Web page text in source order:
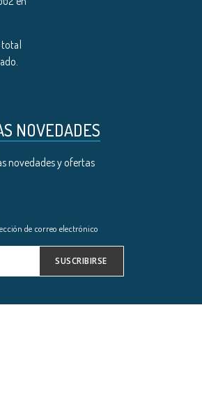
total
NOVEDADES
novedades y ofertas
de correo electrónico
SUSCRIBIRSE